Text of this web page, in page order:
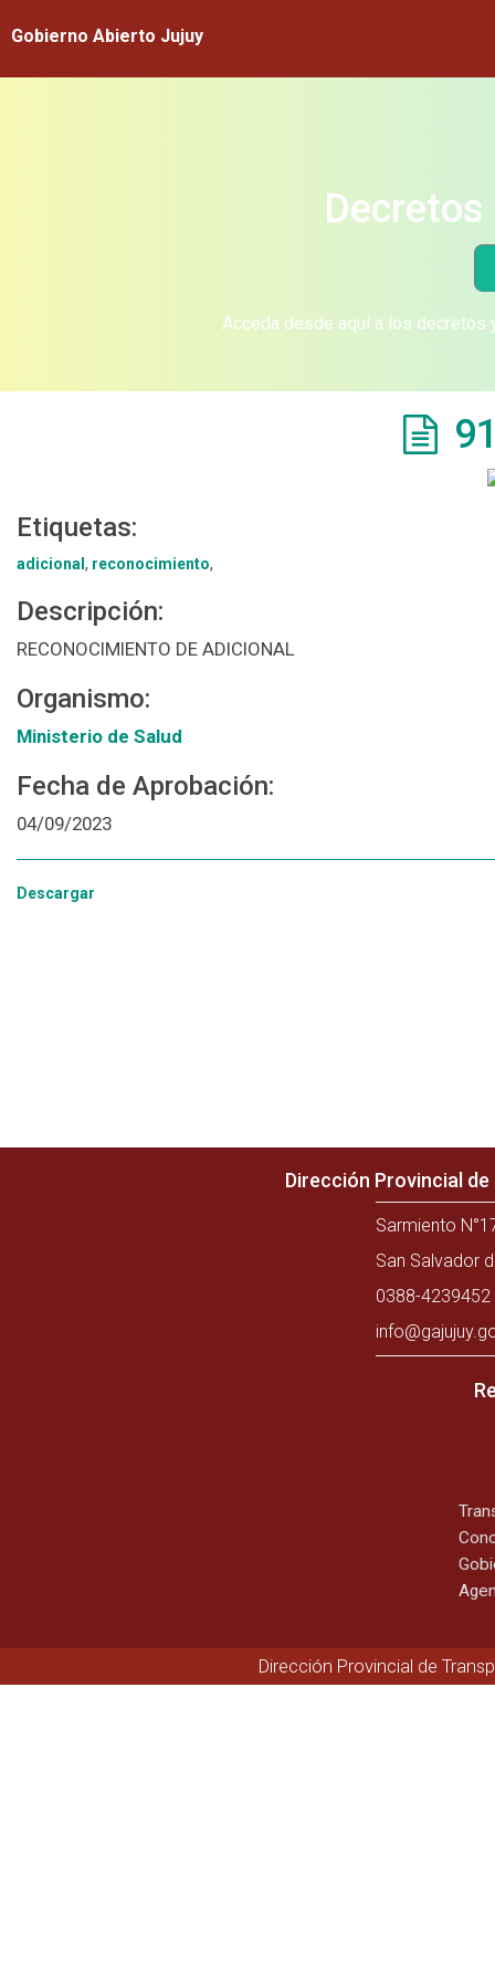
Gobierno Abierto Jujuy
Acceda desde aquí a los
Etiquetas:
adicional , reconocimiento,
Descripción:
RECONOCIMIENTO DE ADICIONAL
Organismo:
Ministerio de Salud
Fecha de Aprobación:
04/09/2023
Descargar
Dirección Provincial
Sarmiento
San Salvador
0388-
Dirección Provincial de